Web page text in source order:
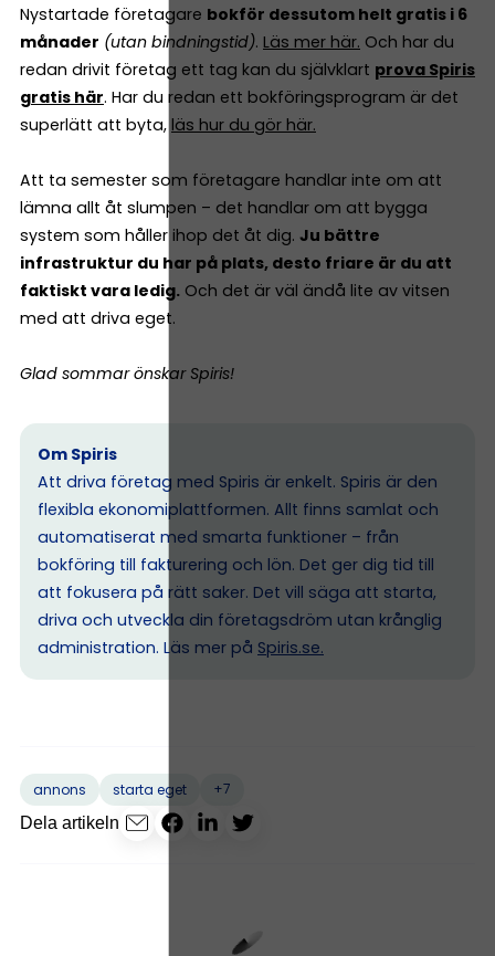
Nystartade företagare bokför dessutom helt gratis i 6
månader (utan bindningstid). Läs mer här. Och har du
redan drivit företag ett tag kan du självklart prova Spiris
gratis här. Har du redan ett bokföringsprogram är det
superlätt att byta, läs hur du gör här.
Att ta semester som företagare handlar inte om att
lämna allt åt slumpen – det handlar om att bygga
system som håller ihop det åt dig. Ju bättre
infrastruktur du har på plats, desto friare är du att
faktiskt vara ledig. Och det är väl ändå lite av vitsen
med att driva eget.
Glad sommar önskar Spiris!
Om Spiris
Att driva företag med Spiris är enkelt. Spiris är den
flexibla ekonomiplattformen. Allt finns samlat och
automatiserat med smarta funktioner – från
bokföring till fakturering och lön. Det ger dig tid till
att fokusera på rätt saker. Det vill säga att starta,
driva och utveckla din företagsdröm utan krånglig
administration. Läs mer på Spiris.se.
annons starta eget
+7
Dela artikeln